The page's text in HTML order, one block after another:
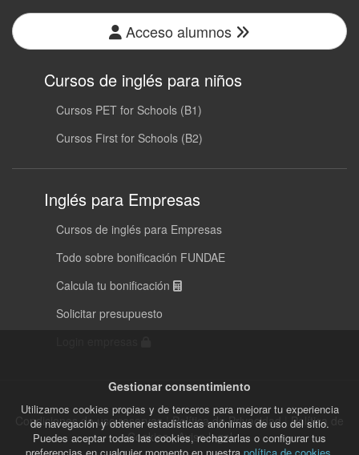
Acceso alumnos
Cursos de inglés para niños
Cursos PET for Schools (B1)
Cursos First for Schools (B2)
Inglés para Empresas
Cursos de inglés para Empresas
Todo sobre bonificación FUNDAE
Calcula tu bonificación
Solicitar presupuesto
Condiciones de uso reservas|Política de Privacidad|Política de
Cookies|Aviso legal
Gestionar consentimiento
Utilizamos cookies propias y de terceros para mejorar tu experiencia
de navegación y obtener estadísticas anónimas de uso del sitio.
Puedes aceptar todas las cookies, rechazarlas o configurar tus